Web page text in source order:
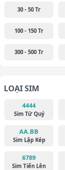
30 - 50 Tr
100 - 150 Tr
300 - 500 Tr
LOẠI SIM
4444
Sim Tứ Quý
AA.BB
Sim Lặp Kép
6789
Sim Tiến Lên